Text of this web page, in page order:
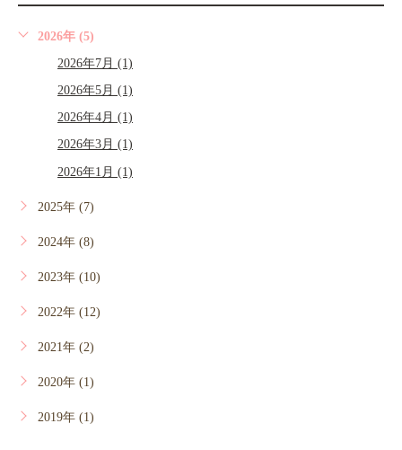
2026年 (5)
2026年7月 (1)
2026年5月 (1)
2026年4月 (1)
2026年3月 (1)
2026年1月 (1)
2025年 (7)
2024年 (8)
2023年 (10)
2022年 (12)
2021年 (2)
2020年 (1)
2019年 (1)